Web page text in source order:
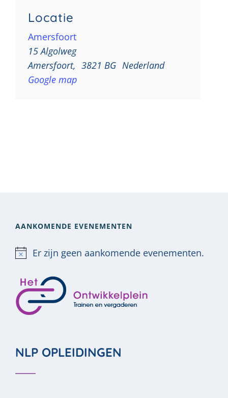
Locatie
Amersfoort
15 Algolweg
Amersfoort, 3821 BG Nederland
Google map
AANKOMENDE EVENEMENTEN
Bericht
Er zijn geen aankomende evenementen.
NLP OPLEIDINGEN